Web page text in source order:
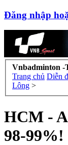
Đăng nhập
Vnbadminton -
Trang chủ Diễn
Lông >
HCM -
98-99%!